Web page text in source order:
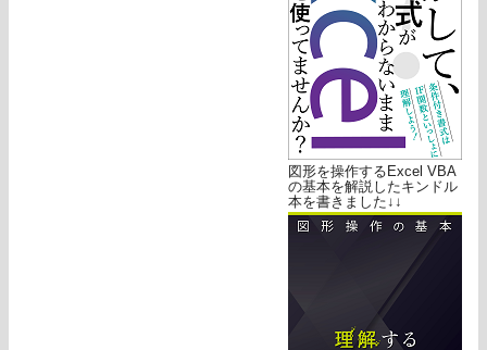
図形を操作するExcel VBA
の基本を解説したキンドル
本を書きました↓↓